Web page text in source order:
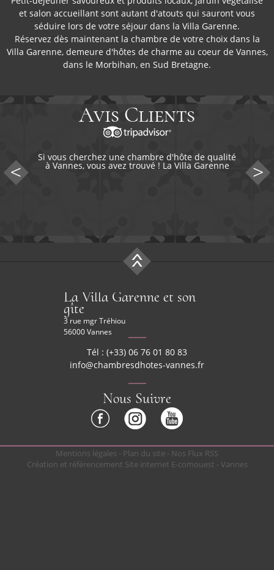
et salon accueillant sont autant d'atouts qui sauront vous
séduire lors de votre séjour dans la Villa Garenne.
Réservez dès maintenant la chambre de votre choix dans la
Villa Garenne, demeure d'hôtes de charme au coeur de Vannes,
dans le Morbihan, en Sud Bretagne.
Avis Clients
Si vous cherchez une chambre d'hôte de qualité
à Vannes, vous avez trouvé ! La Villa Garenne
conseils, les gérants sont toujours à l'écoute et
savent donner de…
La Villa Garenne et son
gîte
3 rue mgr Tréhiou
56000 Vannes
Tél : (+33) 06 76 01 80 83
info@chambresdhotes-vannes.fr
Nous Suivre
Mentions légales - Plan du site - Nos Flux RSS
Création et référencement Site internet E-comouest - Vannes